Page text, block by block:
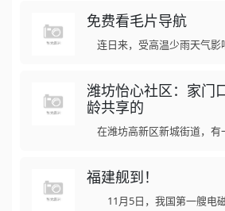
免费看毛片导航
连日来，受高温少雨天气影
潍坊怡心社区：家门
龄共享的
在潍坊高新区新城街道，有
福建舰到！
11月5日，我国第一艘电